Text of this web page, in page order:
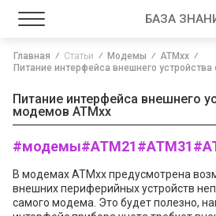
БАЗА
Главная Статьи Модемы
ATMxx
Питание интерфейса внешнего
Питание интерфейса внешнего
модемов АТМxx
#модемы#ATM21#ATM31
В модемах АТМxx предусмотрена
внешних периферийных устройств
самого модема. Это будет полезно,